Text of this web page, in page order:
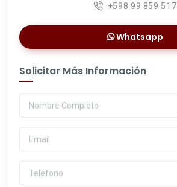
+598 99 859 517
Whatsapp
Solicitar Más Información